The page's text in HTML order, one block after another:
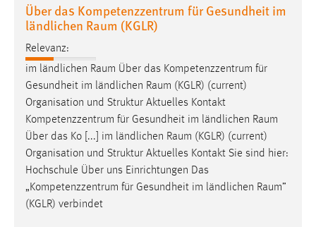
Über das Kompetenzzentrum für Gesundheit im
ländlichen Raum (KGLR)
Relevanz:
im ländlichen Raum Über das Kompetenzzentrum für
Gesundheit im ländlichen Raum (KGLR) (current)
Organisation und Struktur Aktuelles Kontakt
Kompetenzzentrum für Gesundheit im ländlichen Raum
Über das Ko [...] im ländlichen Raum (KGLR) (current)
Organisation und Struktur Aktuelles Kontakt Sie sind hier:
Hochschule Über uns Einrichtungen Das
„Kompetenzzentrum für Gesundheit im ländlichen Raum”
(KGLR) verbindet